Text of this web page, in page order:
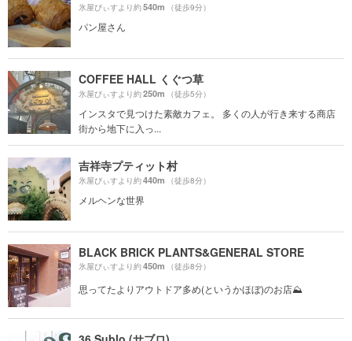
氷屋ぴぃすより約540m （徒歩9分）
パン屋さん
COFFEE HALL くぐつ草
氷屋ぴぃすより約250m （徒歩5分）
インスタで見つけた素敵カフェ。 多くの人が行き来する商店
街から地下に入っ...
吉祥寺プティット村
氷屋ぴぃすより約440m （徒歩8分）
メルヘンな世界
BLACK BRICK PLANTS&GENERAL STORE
氷屋ぴぃすより約450m （徒歩8分）
思ってたよりアウトドア多め(というかほぼ)のお店⛰